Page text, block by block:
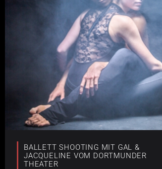
BALLETT SHOOTING MIT GAL &
JACQUELINE VOM DORTMUNDER
THEATER